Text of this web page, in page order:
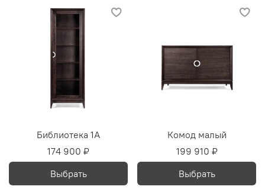
Библиотека 1А
174 900 ₽
Выбрать
Комод малый
199 910 ₽
Выбрать